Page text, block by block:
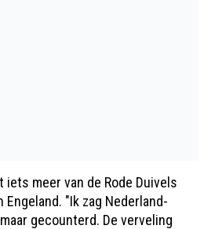
meer van de Rode Duivels
Engeland. "Ik zag Nederland-
gecounterd. De verveling